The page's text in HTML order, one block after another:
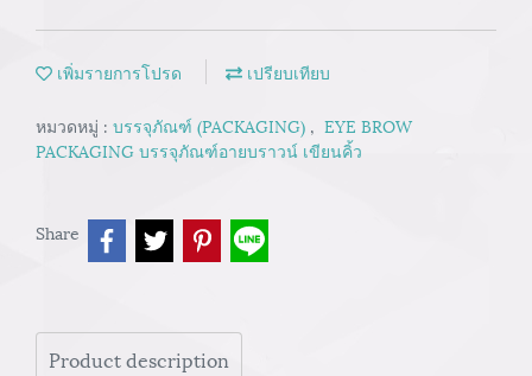
เพิ่มรายการโปรด เปรียบเทียบ
หมวดหมู่ : บรรจุภัณฑ์ (PACKAGING) , EYE BROW
PACKAGING บรรจุภัณฑ์อายบราวน์ เขียนคิ้ว
Share
Product description